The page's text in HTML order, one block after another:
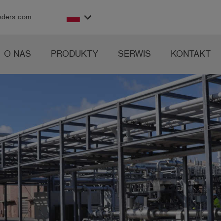
keyboard_arrow_down
O NAS PRODUKTY SERWIS KONTAKT